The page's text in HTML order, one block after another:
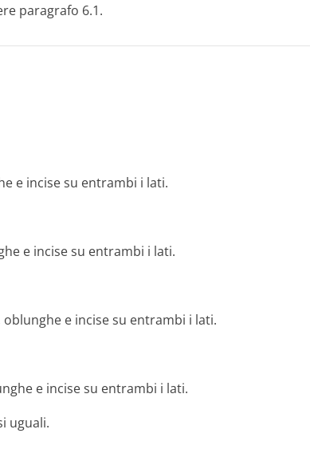
paragrafo 6.1.
e incise su entrambi i lati.
e incise su entrambi i lati.
e incise su entrambi i lati.
e incise su entrambi i lati.
uguali.